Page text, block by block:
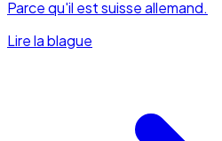
Parce qu'il est suisse allemand.
Lire la blague